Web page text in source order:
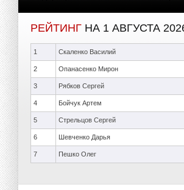
РЕЙТИНГ НА 1 АВГУСТА
1 Скаленко Василий
2 Опанасенко Мирон
3 Рябков Сергей
4 Бойчук Артем
5 Стрельцов Сергей
6 Шевченко Дарья
7 Пешко Олег